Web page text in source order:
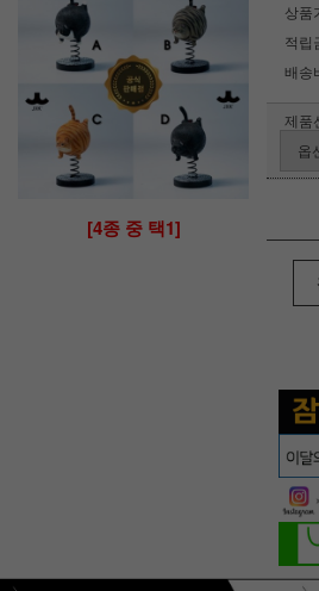
[4종 중 택1]
상품
적립
배송
제품